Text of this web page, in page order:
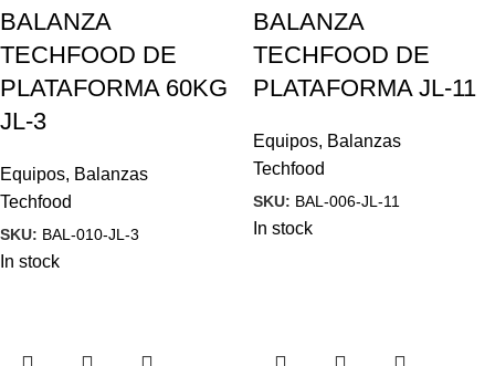
BALANZA
TECHFOOD DE
PLATAFORMA 60KG
JL-3
Equipos, Balanzas
Techfood
SKU: BAL-010-JL-3
In stock
BALANZA
TECHFOOD DE
PLATAFORMA JL-11
Equipos, Balanzas
Techfood
SKU: BAL-006-JL-11
In stock